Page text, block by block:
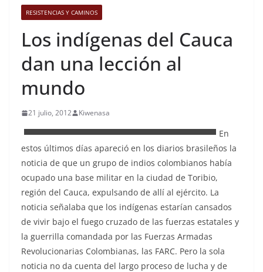
RESISTENCIAS Y CAMINOS
Los indígenas del Cauca
dan una lección al
mundo
21 julio, 2012 Kiwenasa
En
estos últimos días apareció en los diarios brasileños la
noticia de que un grupo de indios colombianos había
ocupado una base militar en la ciudad de Toribio,
región del Cauca, expulsando de allí al ejército. La
noticia señalaba que los indígenas estarían cansados
de vivir bajo el fuego cruzado de las fuerzas estatales y
la guerrilla comandada por las Fuerzas Armadas
Revolucionarias Colombianas, las FARC. Pero la sola
noticia no da cuenta del largo proceso de lucha y de